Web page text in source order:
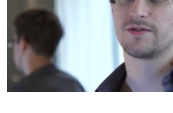
آمریکا ۲۰۲۴
به اسرائیل